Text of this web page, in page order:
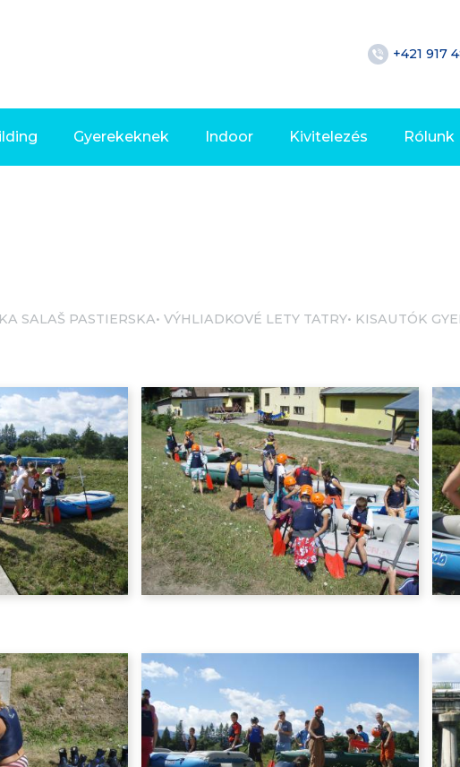
+421 917
Gyerekeknek Indoor Kivitelezés Rólunk
SALAŠ PASTIERSKA VÝHLIADKOVÉ LETY TATRY KISAUTÓK